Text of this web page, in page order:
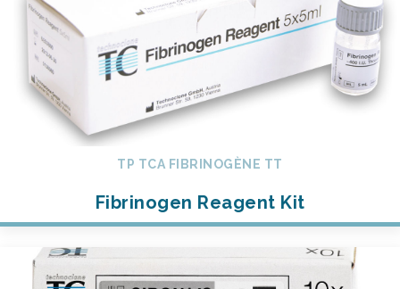
TP TCA FIBRINOGÈNE TT
Fibrinogen Reagent Kit